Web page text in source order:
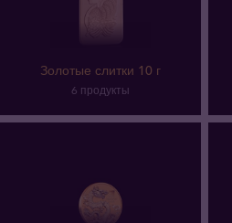
Золотые слитки 10 г
6 продукты